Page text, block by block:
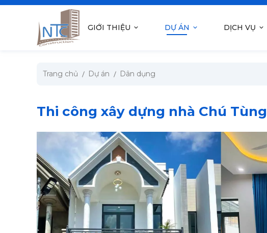
GIỚI THIỆU DỰ ÁN DỊCH VỤ
Trang chủ Dự án Dân dụng
Thi công xây dựng nhà Chú Tùng